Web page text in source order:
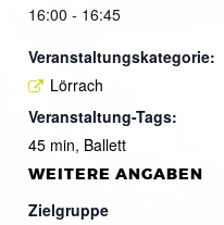
16:00 - 16:45
Veranstaltungskategorie:
Lörrach
Veranstaltung-Tags:
45 min, Ballett
WEITERE ANGABEN
Zielgruppe